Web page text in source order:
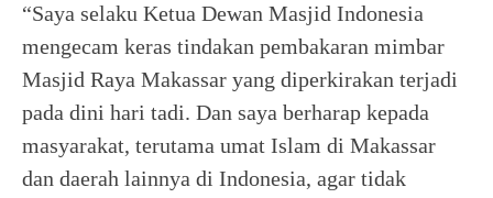
“Saya selaku Ketua Dewan Masjid Indonesia
mengecam keras tindakan pembakaran mimbar
Masjid Raya Makassar yang diperkirakan terjadi
pada dini hari tadi. Dan saya berharap kepada
masyarakat, terutama umat Islam di Makassar
dan daerah lainnya di Indonesia, agar tidak